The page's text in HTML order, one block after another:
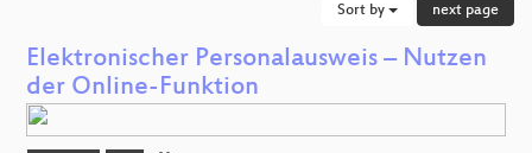
Sort by next page
Elektronischer Personalausweis – Nutzen
der Online‑Funktion